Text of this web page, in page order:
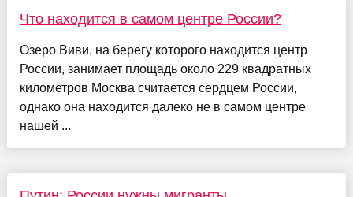
Что находится в самом центре России?
Озеро Виви, на берегу которого находится центр
России, занимает площадь около 229 квадратных
километров Москва считается сердцем России,
однако она находится далеко не в самом центре
нашей ...